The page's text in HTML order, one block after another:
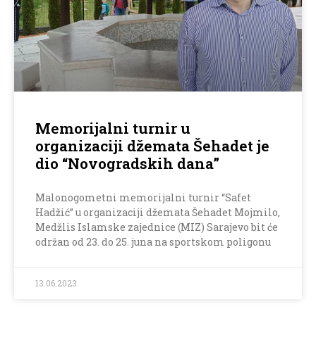
Memorijalni turnir u
organizaciji džemata Šehadet je
dio “Novogradskih dana”
Malonogometni memorijalni turnir “Safet
Hadžić” u organizaciji džemata Šehadet Mojmilo,
Medžlis Islamske zajednice (MIZ) Sarajevo bit će
održan od 23. do 25. juna na sportskom poligonu
13.06.2023